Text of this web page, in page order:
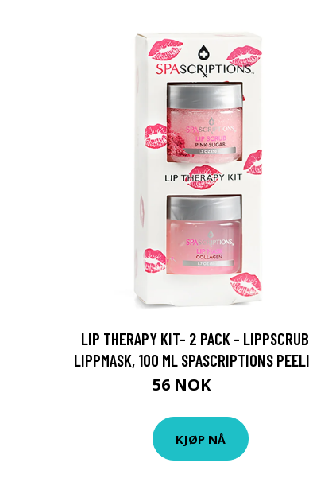
LIP THERAPY KIT- 2 PACK -
LIPPMASK, 100 ML SPASCRIPTIONS
56 NOK
KJØP NÅ